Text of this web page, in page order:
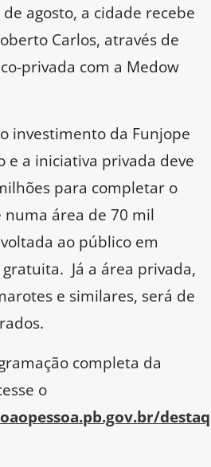
agosto, a cidade recebe
Carlos, através de
privada com a Medow
investimento da Funjope
e a iniciativa privada deve
para completar o
numa área de 70 mil
ao público em
Já a área privada,
e similares, será de
completa da
o